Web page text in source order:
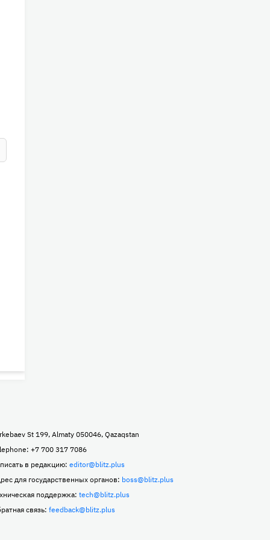
St 199, Almaty 050046, Qazaqstan
+7 700 317 7086
в редакцию: editor@blitz.plus
для государственных органов: boss@blitz.plus
поддержка: tech@blitz.plus
связь: feedback@blitz.plus